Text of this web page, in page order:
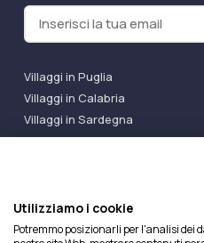
Villaggi in Puglia
Villaggi in Calabria
Villaggi in Sardegna
Villaggi Bluserena
Ilmiovillaggio è un marchio di
Utilizziamo i cookie
Potremmo posizionarli per l'analisi dei